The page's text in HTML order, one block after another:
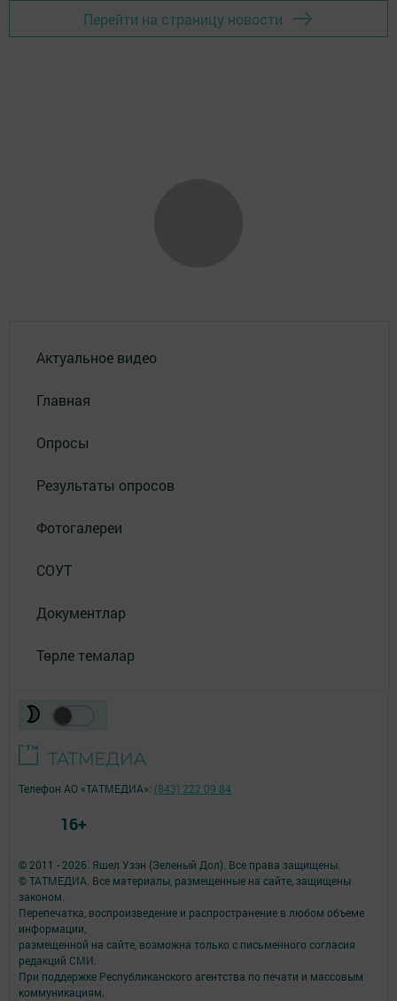
Перейти на страницу новости
Актуальное видео
Главная
Опросы
Результаты опросов
Фотогалереи
СОУТ
Документлар
Төрле темалар
© 2011 - 2026. Яшел Узэн (Зеленый Дол). Все права защищены.
© ТАТМЕДИА. Все материалы, размещенные на сайте, защищены
законом.
Перепечатка, воспроизведение и распространение в любом объеме
информации,
размещенной на сайте, возможна только с письменного согласия
редакций СМИ.
При поддержке Республиканского агентства по печати и массовым
коммуникациям.
Телефон АО «ТАТМЕДИА»: (843) 222 09 84
16+